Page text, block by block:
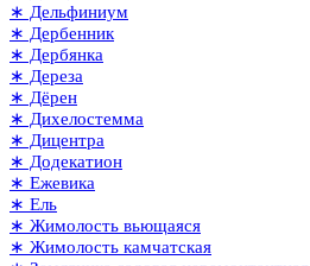
∗ Дельфиниум
∗ Дербенник
∗ Дербянка
∗ Дереза
∗ Дёрен
∗ Дихелостемма
∗ Дицентра
∗ Додекатион
∗ Ежевика
∗ Ель
∗ Жимолость вьющаяся
∗ Жимолость камчатская